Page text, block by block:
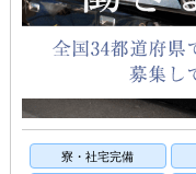
寮・社宅完備